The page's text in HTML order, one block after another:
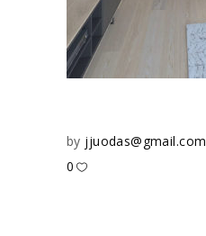
by jjuodas@gmail.com
0